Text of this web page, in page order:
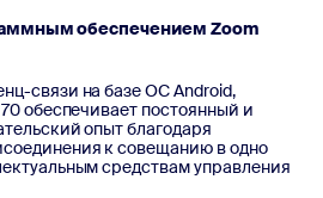
обеспечением Zoom
связи на базе ОС Android,
обеспечивает постоянный и
опыт благодаря
к совещанию в одно
средствам управления